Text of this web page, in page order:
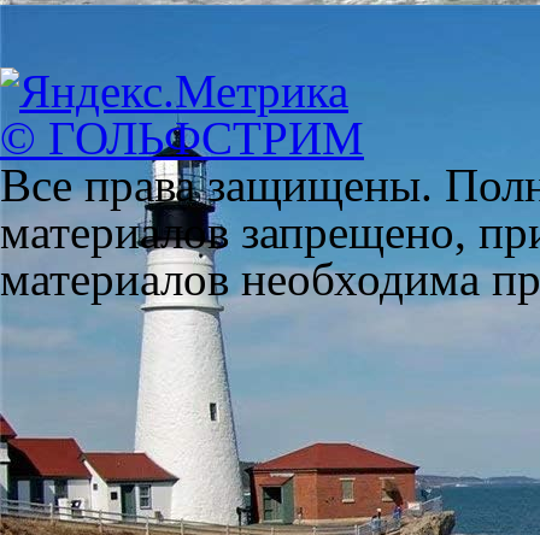
© ГОЛЬФСТРИМ
Все права защищены.
материалов запрещено,
материалов необходима